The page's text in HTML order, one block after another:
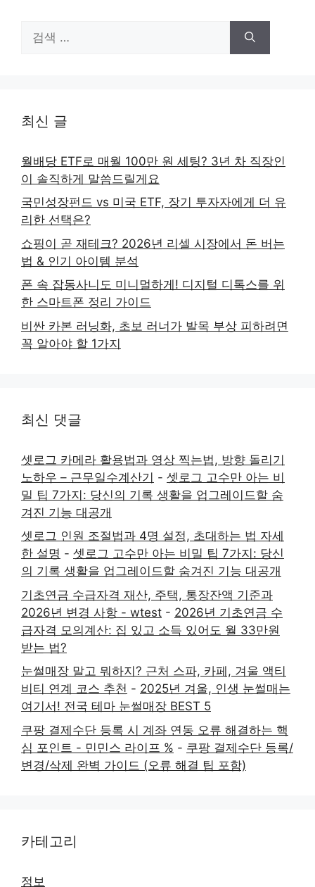
색:
최신 글
월배당 ETF로 매월 100만 원 세팅? 3년 차 직장인
이 솔직하게 말씀드릴게요
국민성장펀드 vs 미국 ETF, 장기 투자자에게 더 유
리한 선택은?
쇼핑이 곧 재테크? 2026년 리셀 시장에서 돈 버는
법 & 인기 아이템 분석
폰 속 잡동사니도 미니멀하게! 디지털 디톡스를 위
한 스마트폰 정리 가이드
비싼 카본 러닝화, 초보 러너가 발목 부상 피하려면
꼭 알아야 할 1가지
최신 댓글
셋로그 카메라 활용법과 영상 찍는법, 방향 돌리기
노하우 – 근무일수계산기 - 셋로그 고수만 아는 비
밀 팁 7가지: 당신의 기록 생활을 업그레이드할 숨
겨진 기능 대공개
셋로그 인원 조절법과 4명 설정, 초대하는 법 자세
한 설명 - 셋로그 고수만 아는 비밀 팁 7가지: 당신
의 기록 생활을 업그레이드할 숨겨진 기능 대공개
기초연금 수급자격 재산, 주택, 통장잔액 기준과
2026년 변경 사항 - wtest - 2026년 기초연금 수
급자격 모의계산: 집 있고 소득 있어도 월 33만원
받는 법?
눈썰매장 말고 뭐하지? 근처 스파, 카페, 겨울 액티
비티 연계 코스 추천 - 2025년 겨울, 인생 눈썰매는
여기서! 전국 테마 눈썰매장 BEST 5
쿠팡 결제수단 등록 시 계좌 연동 오류 해결하는 핵
심 포인트 - 민민스 라이프 % - 쿠팡 결제수단 등록/
변경/삭제 완벽 가이드 (오류 해결 팁 포함)
카테고리
정보